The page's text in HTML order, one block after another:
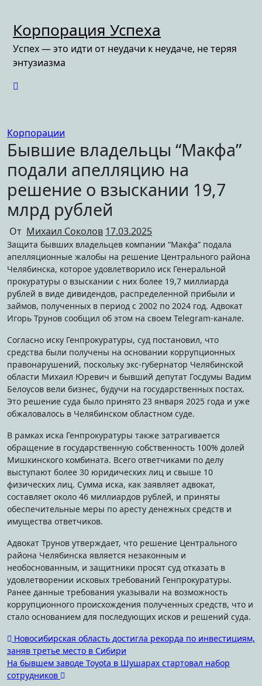
содержимому
Корпорация Успеха
Успех — это идти от неудачи к неудаче, не теряя
энтузиазма
Корпорации
Бывшие владельцы “Макфа”
подали апелляцию на
решение о взыскании 19,7
млрд рублей
От Михаил Соколов 17.03.2025
Защита бывших владельцев компании “Макфа” подала
апелляционные жалобы на решение Центрального района
Челябинска, которое удовлетворило иск Генеральной
прокуратуры о взыскании с них более 19,7 миллиарда
рублей в виде дивидендов, распределенной прибыли и
займов, полученных в период с 2002 по 2024 год. Адвокат
Игорь Трунов сообщил об этом на своем Telegram-канале.
Согласно иску Генпрокуратуры, суд постановил, что
средства были получены на основании коррупционных
правонарушений, поскольку экс-губернатор Челябинской
области Михаил Юревич и бывший депутат Госдумы Вадим
Белоусов вели бизнес, будучи на государственных постах.
Это решение суда было принято 23 января 2025 года и уже
обжаловалось в Челябинском областном суде.
В рамках иска Генпрокуратуры также затрагивается
обращение в государственную собственность 100% долей
Мишкинского комбината. Всего ответчиками по делу
выступают более 30 юридических лиц и свыше 10
физических лиц. Сумма иска, как заявляет адвокат,
составляет около 46 миллиардов рублей, и приняты
обеспечительные меры по аресту денежных средств и
имущества ответчиков.
Адвокат Трунов утверждает, что решение Центрального
района Челябинска является незаконным и
необоснованным, и защитники просят суд отказать в
удовлетворении исковых требований Генпрокуратуры.
Ранее данные требования указывали на возможность
коррупционного происхождения полученных средств, что и
стало основанием для последующих исков и решений суда.
Навигация
по
записям
Новосибирская область достигла рекорда по инвестициям,
заняв третье место в Сибири
На бывшем заводе Toyota в Шушарах стартовал набор
сотрудников